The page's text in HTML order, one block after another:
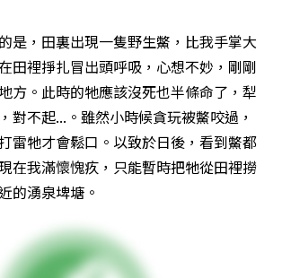
是，田裏出現一隻野生鱉，比我手掌大
田裡掙扎冒出頭呼吸，心想不妙，剛剛
方。此時的牠應該沒死也半條命了，犁
對不起...。雖然小時候貪玩被鱉咬過，
雷牠才會鬆口。以致於日後，看到鱉都
在我滿懷愧疚，只能暫時把牠從田裡撈
的湧泉埤塘。